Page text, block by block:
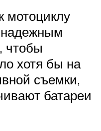
мотоциклу
чтобы
хотя бы на
съемки,
батареи